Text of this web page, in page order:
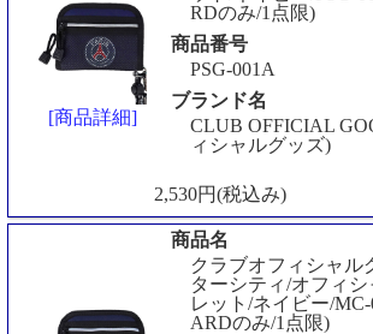
[商品詳細]
RDのみ/1点限)
商品番号
PSG-001A
ブランド名
CLUB OFFICIAL
ィシャルグッズ)
2,530円(税込み)
商品名
クラブオフィシャル
ターシティ/オフィ
レット/ネイビー/
ARDのみ/1点限)